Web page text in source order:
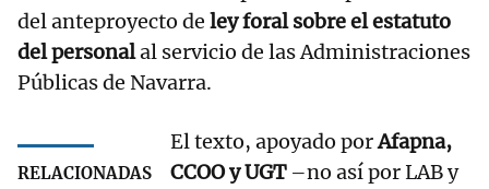
del anteproyecto de ley foral sobre el estatuto
del personalal servicio de las Administraciones
Públicas de Navarra.
RELACIONADAS
El texto, apoyado porAfapna,
CCOO y UGT–no así por LAB y